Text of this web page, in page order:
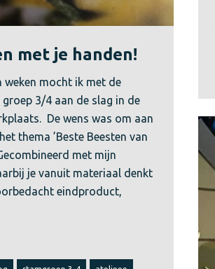
met je handen!
weken mocht ik met de
groep 3/4 aan de slag in de
De wens was om aan
thema ’Beste Beesten van
met mijn
je vanuit materiaal denkt
eindproduct,